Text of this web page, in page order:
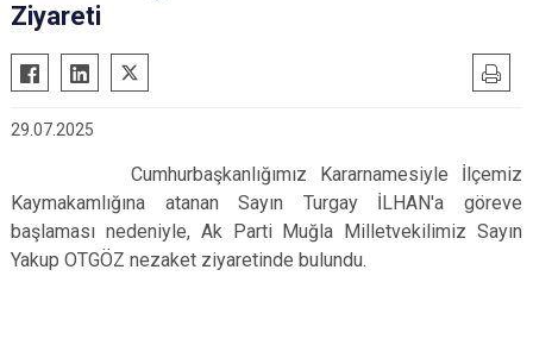
Bodrum
Dalaman
Fethiye
Köyceğiz
Marmaris
Seydikemer
Menteşe
Ziyareti
29.07.2025
Cumhurbaşkanlığımız Kararnamesiyle İlçemiz
Kaymakamlığına atanan Sayın Turgay İLHAN'a göreve
başlaması nedeniyle, Ak Parti Muğla Milletvekilimiz Sayın
Yakup OTGÖZ nezaket ziyaretinde bulundu.